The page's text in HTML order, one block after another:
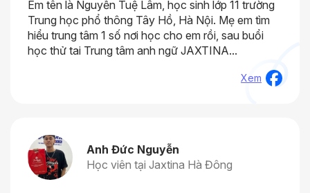
Em tên là Nguyễn Tuệ Lâm, học sinh lớp 11 trường
Trung học phổ thông Tây Hồ, Hà Nội. Mẹ em tìm
hiểu trung tâm 1 số nơi học cho em rồi, sau buổi
học thử tai Trung tâm anh ngữ JAXTINA...
Xem
Anh Đức Nguyễn
Học viên tại Jaxtina Hà Đông